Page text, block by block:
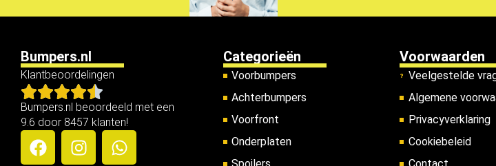
Bumpers.nl
Klantbeoordelingen
Bumpers.nl beoordeeld met een
9.6 door 8457 klanten!
Categorieën
Voorbumpers
Achterbumpers
Voorfront
Onderplaten
Voorwaarden
Veelgestelde
Algemene
Privacyverklaring
Cookiebeleid